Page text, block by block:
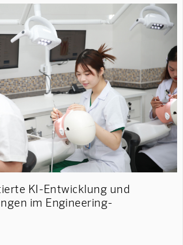
KI-Entwicklung und
im Engineering-